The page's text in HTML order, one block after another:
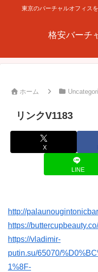
東京のバーチャルオフィス
格安バーチ
ホーム
リンクV1183
X
LINE
http://
https://
https://vladimir-
putin.su/65070/
1%8F-